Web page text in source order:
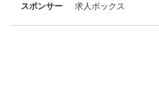
スポンサー
求人ボックス